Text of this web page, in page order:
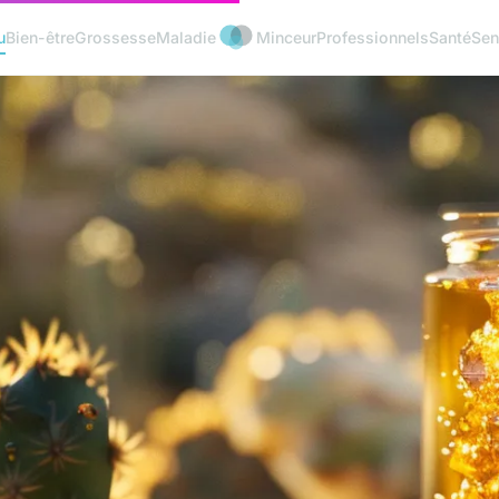
Bien-êtreGrossesseMaladie MinceurProfessionnelsSanté